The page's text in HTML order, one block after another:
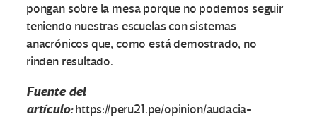
pongan sobre la mesa porque no podemos seguir
teniendo nuestras escuelas con sistemas
anacrónicos que, como está demostrado, no
rinden resultado.
Fuente del
artículo:https://peru21.pe/opinion/audacia-